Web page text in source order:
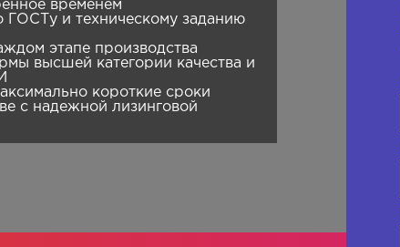
временем
ГОСТу и техническому заданию
этапе производства
высшей категории качества и
короткие сроки
с надежной лизинговой